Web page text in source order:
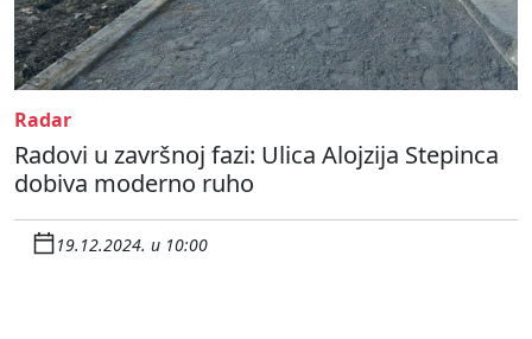
Radar
Radovi u završnoj fazi: Ulica Alojzija Stepinca
dobiva moderno ruho
19.12.2024. u 10:00